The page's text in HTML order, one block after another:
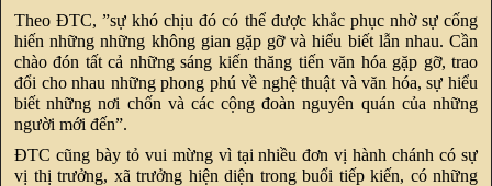
Theo ĐTC, ”sự khó chịu đó có thể được khắc phục nhờ sự cống
hiến những những không gian gặp gỡ và hiểu biết lẫn nhau. Cần
chào đón tất cả những sáng kiến thăng tiến văn hóa gặp gỡ, trao
đổi cho nhau những phong phú về nghệ thuật và văn hóa, sự hiểu
biết những nơi chốn và các cộng đoàn nguyên quán của những
người mới đến”.
ĐTC cũng bày tỏ vui mừng vì tại nhiều đơn vị hành chánh có sự
vị thị trưởng, xã trưởng hiện diện trong buổi tiếp kiến, có những